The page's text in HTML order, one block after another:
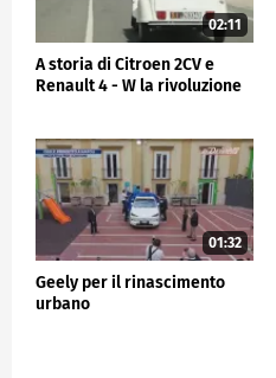
02:11
A storia di Citroen 2CV e
Renault 4 - W la rivoluzione
01:32
Geely per il rinascimento
urbano